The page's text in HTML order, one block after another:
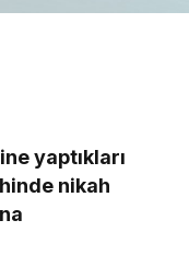
yaptıkları
nikah